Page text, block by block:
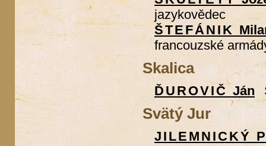
jazykovědec
ŠTEFÁNIK
francouzské
Skalica
ĎUROVIČ Ján
Svätý Jur
JILEMNICKÝ